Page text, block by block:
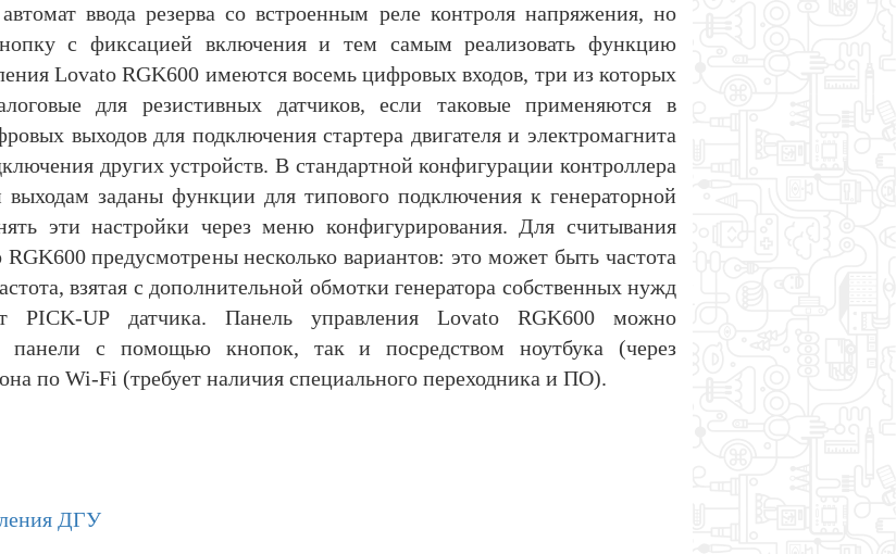
ввода резерва со встроенным реле контроля напряжения, но
с фиксацией включения и тем самым реализовать функцию
Lovato RGK600 имеются восемь цифровых входов, три из которых
для резистивных датчиков, если таковые применяются в
выходов для подключения стартера двигателя и электромагнита
других устройств. В стандартной конфигурации контроллера
заданы функции для типового подключения к генераторной
эти настройки через меню конфигурирования. Для считывания
предусмотрены несколько вариантов: это может быть частота
взятая с дополнительной обмотки генератора собственных нужд
PICK-UP датчика. Панель управления Lovato RGK600 можно
панели с помощью кнопок, так и посредством ноутбука (через
по Wi-Fi (требует наличия специального переходника и ПО).
ДГУ